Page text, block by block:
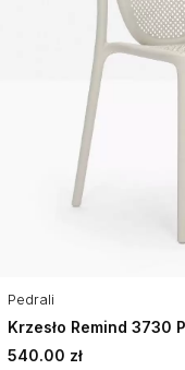
Pedrali
Krzesło Remind 3730
540.00 zł